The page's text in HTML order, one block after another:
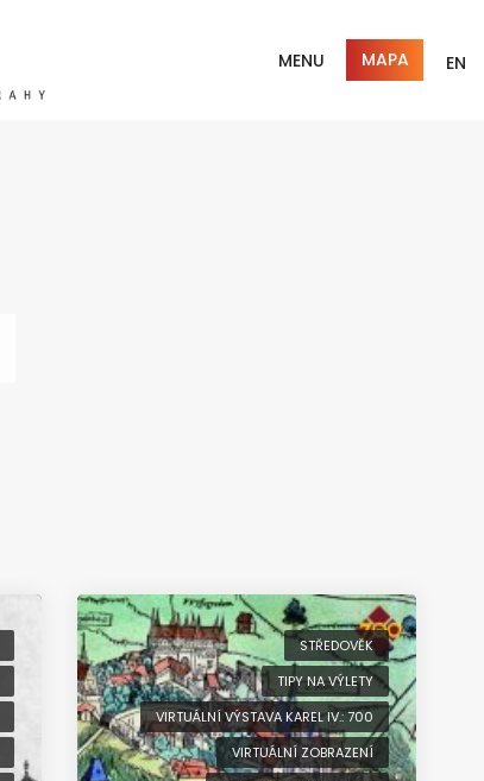
MENU MAPA EN
STŘEDOVĚK
TIPY NA VÝLETY
VIRTUÁLNÍ VÝSTAVA KAREL IV.: 700
VIRTUÁLNÍ ZOBRAZENÍ